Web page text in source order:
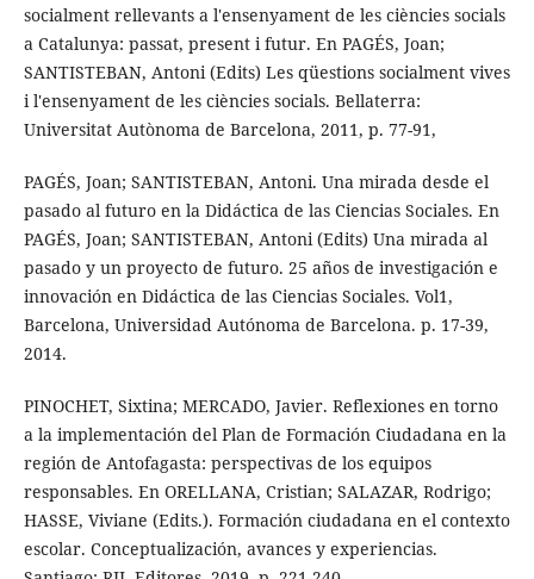
socialment rellevants a l'ensenyament de les ciències socials
a Catalunya: passat, present i futur. En PAGÉS, Joan;
SANTISTEBAN, Antoni (Edits) Les qüestions socialment vives
i l'ensenyament de les ciències socials. Bellaterra:
Universitat Autònoma de Barcelona, 2011, p. 77-91,
PAGÉS, Joan; SANTISTEBAN, Antoni. Una mirada desde el
pasado al futuro en la Didáctica de las Ciencias Sociales. En
PAGÉS, Joan; SANTISTEBAN, Antoni (Edits) Una mirada al
pasado y un proyecto de futuro. 25 años de investigación e
innovación en Didáctica de las Ciencias Sociales. Vol1,
Barcelona, Universidad Autónoma de Barcelona. p. 17-39,
2014.
PINOCHET, Sixtina; MERCADO, Javier. Reflexiones en torno
a la implementación del Plan de Formación Ciudadana en la
región de Antofagasta: perspectivas de los equipos
responsables. En ORELLANA, Cristian; SALAZAR, Rodrigo;
HASSE, Viviane (Edits.). Formación ciudadana en el contexto
escolar. Conceptualización, avances y experiencias.